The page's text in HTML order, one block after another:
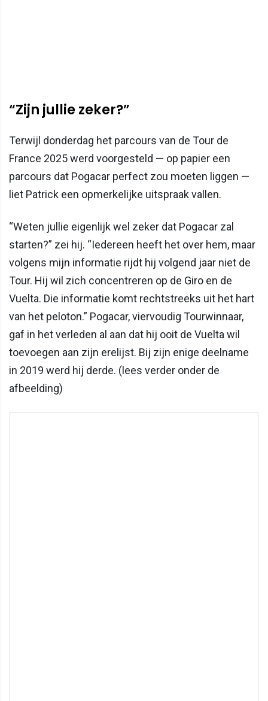
“Zijn jullie zeker?”
Terwijl donderdag het parcours van de Tour de
France 2025 werd voorgesteld — op papier een
parcours dat Pogacar perfect zou moeten liggen —
liet Patrick een opmerkelijke uitspraak vallen.
“Weten jullie eigenlijk wel zeker dat Pogacar zal
starten?” zei hij. “Iedereen heeft het over hem, maar
volgens mijn informatie rijdt hij volgend jaar niet de
Tour. Hij wil zich concentreren op de Giro en de
Vuelta. Die informatie komt rechtstreeks uit het hart
van het peloton.” Pogacar, viervoudig Tourwinnaar,
gaf in het verleden al aan dat hij ooit de Vuelta wil
toevoegen aan zijn erelijst. Bij zijn enige deelname
in 2019 werd hij derde. (lees verder onder de
afbeelding)